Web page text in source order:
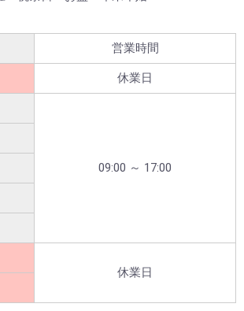
営業時間
休業日
09:00 ～ 17:00
休業日